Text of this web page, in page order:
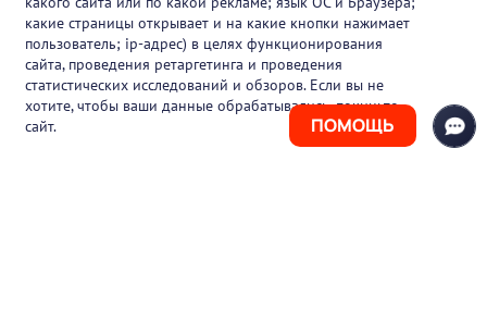
ПОМОЩЬ
Вакансии
Блог
Контакты
какие страницы открывает и на какие кнопки нажимает
пользователь; ip-адрес) в целях функционирования
сайта, проведения ретаргетинга и проведения
статистических исследований и обзоров. Если вы не
хотите, чтобы ваши данные обрабатывались, покиньте
сайт.